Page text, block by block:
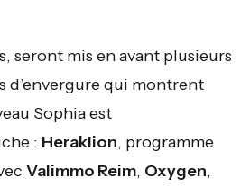
seront mis en avant plusieurs
d’envergure qui montrent
Sophia est
: Heraklion, programme
Valimmo Reim, Oxygen,